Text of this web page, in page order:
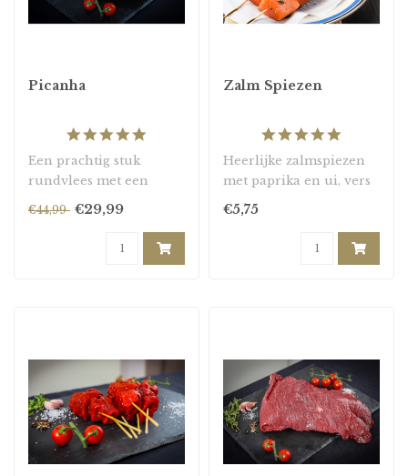
Picanha
Een prachtig stuk
rundvlees met een
dikke vetkap, perfect om
te grillen of te ro..
€44,99 €29,99
Zalm Spiezen
rating
Heerlijke zalmspiezen
met paprika en ui, vers
geleverd.
€5,75